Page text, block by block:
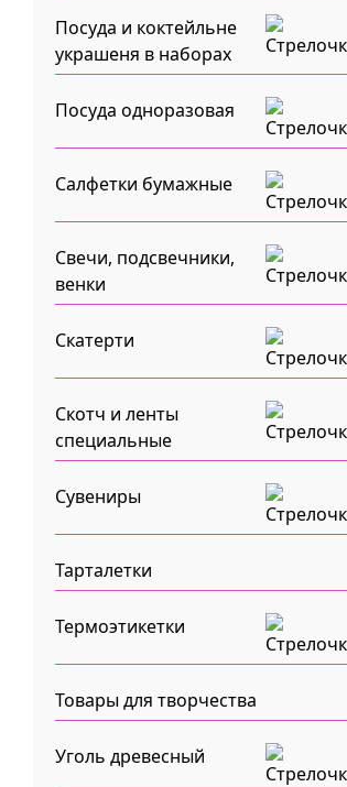
Посуда и коктейльне
украшеня в наборах
Посуда одноразовая
Салфетки бумажные
Свечи, подсвечники,
венки
Скатерти
Скотч и ленты
специальные
Сувениры
Тарталетки
Термоэтикетки
Товары для творчества
Уголь древесный